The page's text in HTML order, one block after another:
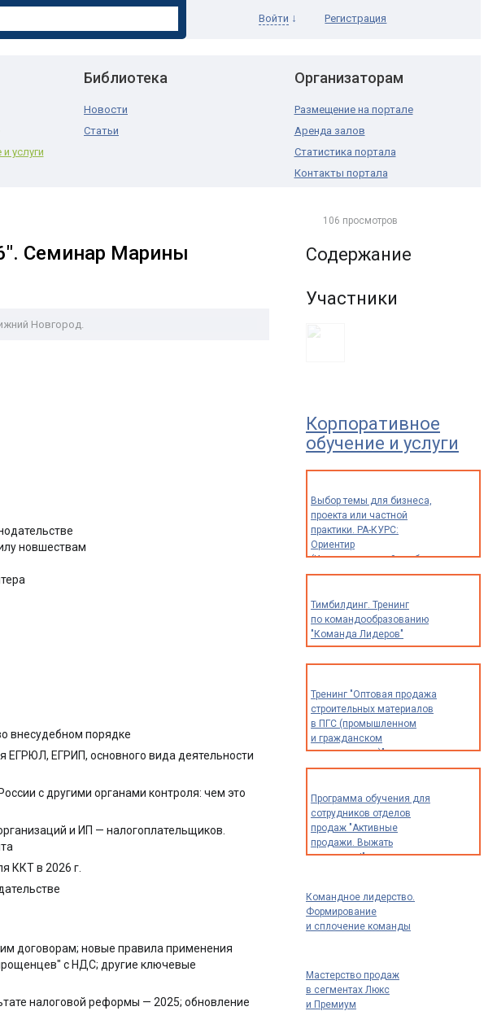
Войти ↓ Регистрация
услуги
Библиотека
Новости
Статьи
Организаторам
Размещение на портале
Аренда залов
Статистика портала
Контакты портала
Содержание
Участники
Корпоративное
обучение и услуги
Выбор темы для бизнеса,
проекта или частной
практики. РА-КУРС:
Ориентир
(Индивидуальный разбор
опыта и идей для
экспертов
и специалистов)
Тимбилдинг. Тренинг
по командообразованию
"Команда Лидеров"
Тренинг "Оптовая продажа
строительных материалов
в ПГС (промышленном
и гражданском
строительстве)"
Программа обучения для
сотрудников отделов
продаж "Активные
продажи. Выжать
максимум!"
Командное лидерство.
Формирование
и сплочение команды
Мастерство продаж
в сегментах Люкс
и Премиум
Семинар Марины
106 просмотров
Новгород.
новшествам
внесудебном порядке
ЕГРЮЛ, ЕГРИП, основного вида деятельности
с другими органами контроля: чем это
и ИП — налогоплательщиков.
ККТ в 2026 г.
договорам; новые правила применения
с НДС; другие ключевые
налоговой реформы — 2025; обновление